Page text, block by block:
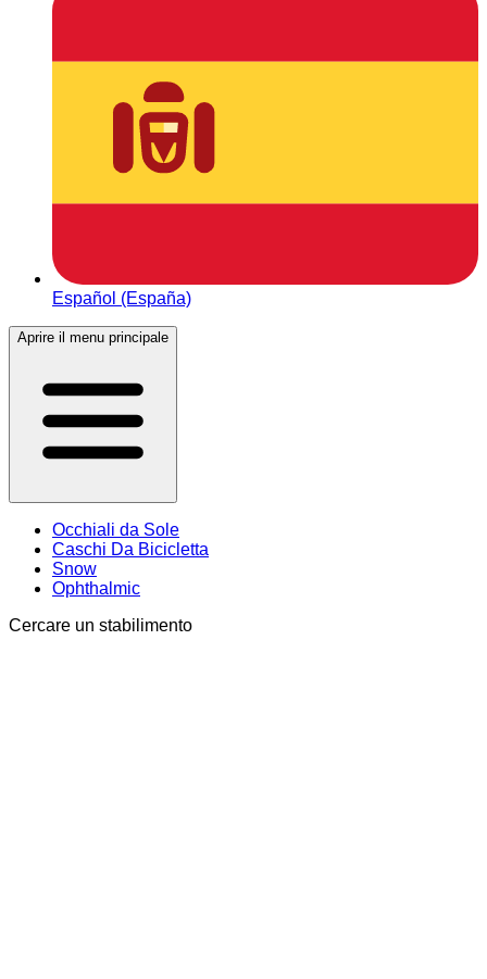
Español (España)
Aprire il menu principale
Occhiali da Sole
Caschi Da Bicicletta
Snow
Ophthalmic
Cercare un stabilimento